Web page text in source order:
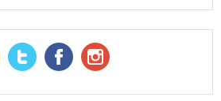
RSS Feed
Twitter Facebook